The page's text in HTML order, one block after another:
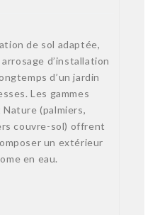
de sol adaptée,
d’installation
d’un jardin
Les gammes
(palmiers,
couvre-sol) offrent
un extérieur
en eau.